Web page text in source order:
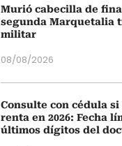
Murió cabecilla de
segunda Marquetalia
militar
08/08/2026
Consulte con cédula
renta en 2026: Fecha
últimos dígitos del